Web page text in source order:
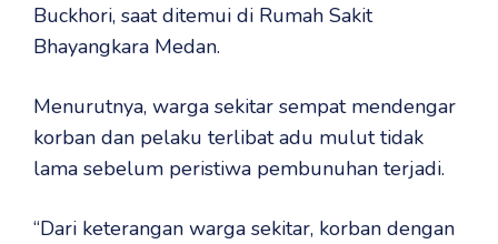
Buckhori, saat ditemui di Rumah Sakit
Bhayangkara Medan.
Menurutnya, warga sekitar sempat mendengar
korban dan pelaku terlibat adu mulut tidak
lama sebelum peristiwa pembunuhan terjadi.
“Dari keterangan warga sekitar, korban dengan